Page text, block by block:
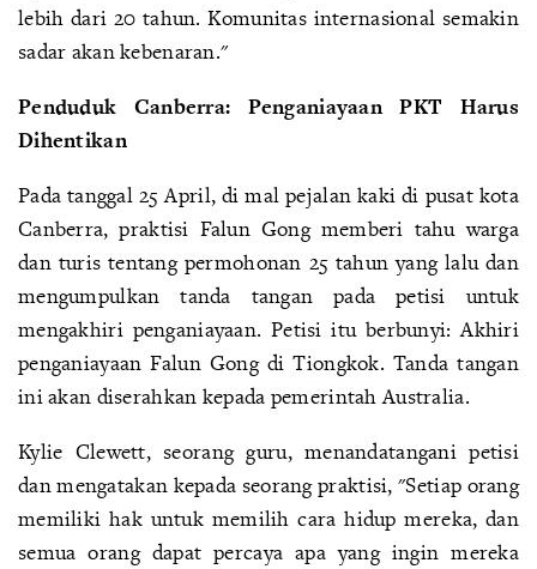
lebih dari 20 tahun. Komunitas internasional semakin
sadar akan kebenaran."
Penduduk Canberra: Penganiayaan PKT Harus
Dihentikan
Pada tanggal 25 April, di mal pejalan kaki di pusat kota
Canberra, praktisi Falun Gong memberi tahu warga
dan turis tentang permohonan 25 tahun yang lalu dan
mengumpulkan tanda tangan pada petisi untuk
mengakhiri penganiayaan. Petisi itu berbunyi: Akhiri
penganiayaan Falun Gong di Tiongkok. Tanda tangan
ini akan diserahkan kepada pemerintah Australia.
Kylie Clewett, seorang guru, menandatangani petisi
dan mengatakan kepada seorang praktisi, "Setiap orang
memiliki hak untuk memilih cara hidup mereka, dan
semua orang dapat percaya apa yang ingin mereka